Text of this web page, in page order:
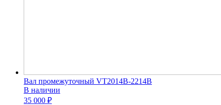
Вал промежуточный VT2014В-2214В
В наличии
35 000 ₽